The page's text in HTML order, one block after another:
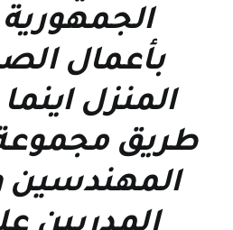
الجمهورية
بأعمال
المنزل
طريق
المهندسين